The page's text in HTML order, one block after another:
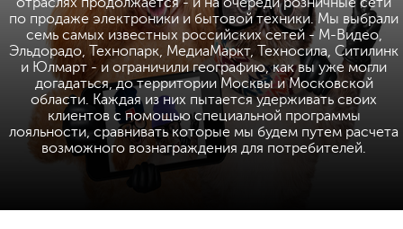
по продаже электроники и бытовой техники. Мы выбрали
семь самых известных российских сетей - М-Видео,
Эльдорадо, Технопарк, МедиаМаркт, Техносила, Ситилинк
и Юлмарт - и ограничили географию, как вы уже могли
догадаться, до территории Москвы и Московской
области. Каждая из них пытается удерживать своих
клиентов с помощью специальной программы
лояльности, сравнивать которые мы будем путем расчета
возможного вознаграждения для потребителей.